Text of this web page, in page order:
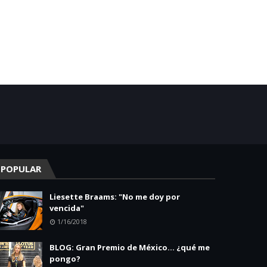
POPULAR
Liesette Braams: "No me doy por
vencida"
1/16/2018
BLOG: Gran Premio de México... ¿qué me
pongo?